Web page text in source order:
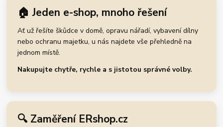
🏠 Jeden e-shop, mnoho řešení
Ať už řešíte škůdce v domě, opravu nářadí, vybavení dílny
nebo ochranu majetku, u nás najdete vše přehledně na
jednom místě.
Nakupujte chytře, rychle a s jistotou správné volby.
🔍 Zaměření ERshop.cz